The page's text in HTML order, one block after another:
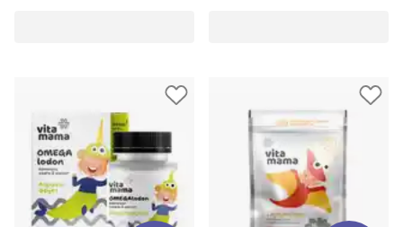
пищеварение
Мегабуст микробиома